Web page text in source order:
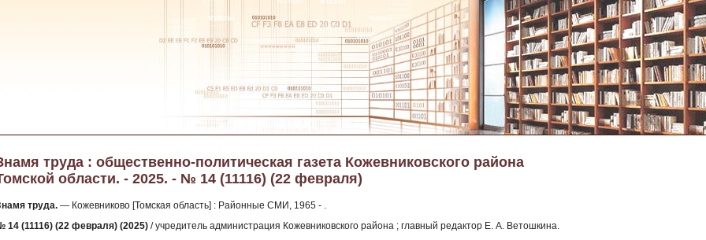
труда : общественно-политическая газета Кожевниковского района
области. - 2025. - № 14 (11116) (22 февраля)
труда. — Кожевниково [Томская область] : Районные СМИ, 1965 - .
14 (11116) (22 февраля) (2025) / учредитель администрация Кожевниковского района ; главный редактор Е. А. Ветошкина.